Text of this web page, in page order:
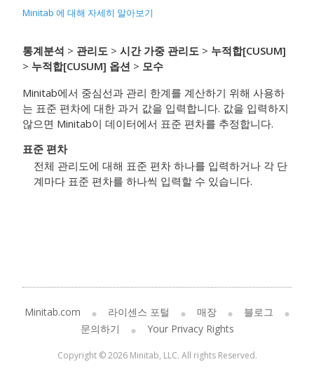
Minitab 에 대해 자세히 알아보기
통계분석 > 관리도 > 시간 가중 관리도 > 누적합[CUSUM]
> 누적합[CUSUM] 옵션 > 모수
Minitab에서 중심선과 관리 한계를 계산하기 위해 사용하
는 표준 편차에 대한 과거 값을 입력합니다. 값을 입력하지
않으면 Minitab이 데이터에서 표준 편차를 추정합니다.
표준 편차
전체 관리도에 대해 표준 편차 하나를 입력하거나 각 단
계마다 표준 편차를 하나씩 입력할 수 있습니다.
Minitab.com 라이센스 포털 매장
블로그
문의하기
Your Privacy Rights
Copyright © 2026 Minitab, LLC. All rights Reserved.